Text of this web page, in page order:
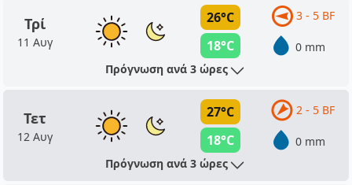
Τρί
11 Αυγ
26°C
18°C
3 - 5 BF
0 mm
Πρόγνωση ανά 3 ώρες
Τετ
12 Αυγ
27°C
18°C
2 - 5 BF
0 mm
Πρόγνωση ανά 3 ώρες